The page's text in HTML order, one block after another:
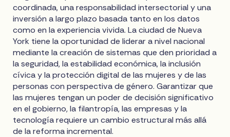
coordinada, una responsabilidad intersectorial y una
inversión a largo plazo basada tanto en los datos
como en la experiencia vivida. La ciudad de Nueva
York tiene la oportunidad de liderar a nivel nacional
mediante la creación de sistemas que den prioridad a
la seguridad, la estabilidad económica, la inclusión
cívica y la protección digital de las mujeres y de las
personas con perspectiva de género. Garantizar que
las mujeres tengan un poder de decisión significativo
en el gobierno, la filantropía, las empresas y la
tecnología requiere un cambio estructural más allá
de la reforma incremental.